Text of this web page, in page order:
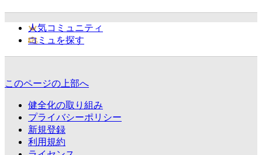
人気コミュニティ
コミュを探す
このページの上部へ
健全化の取り組み
プライバシーポリシー
新規登録
利用規約